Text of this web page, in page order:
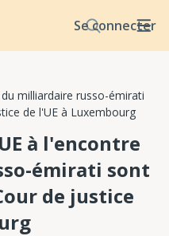
Se connecter
milliardaire russo-émirati
de l'UE à Luxembourg
à l'encontre
émirati sont
de justice